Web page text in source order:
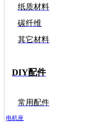
纸质材料
碳纤维
其它材料
DIY配件
常用配件
电机座